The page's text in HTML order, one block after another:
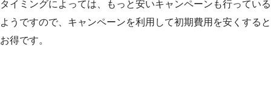
タイミングによっては、もっと安いキャンペーンも行っている
ようですので、キャンペーンを利用して初期費用を安くすると
お得です。